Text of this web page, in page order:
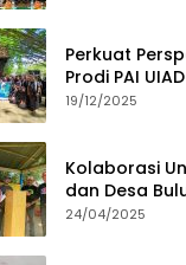
Perkuat
Prodi PAI
ke Kajang
19/12/2025
Kolaborasi
dan Desa
Sentra
24/04/2025